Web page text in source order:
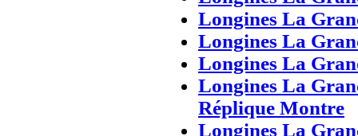
Longines La
Longines La
Longines La
Longines La
Réplique Montre
Longines La